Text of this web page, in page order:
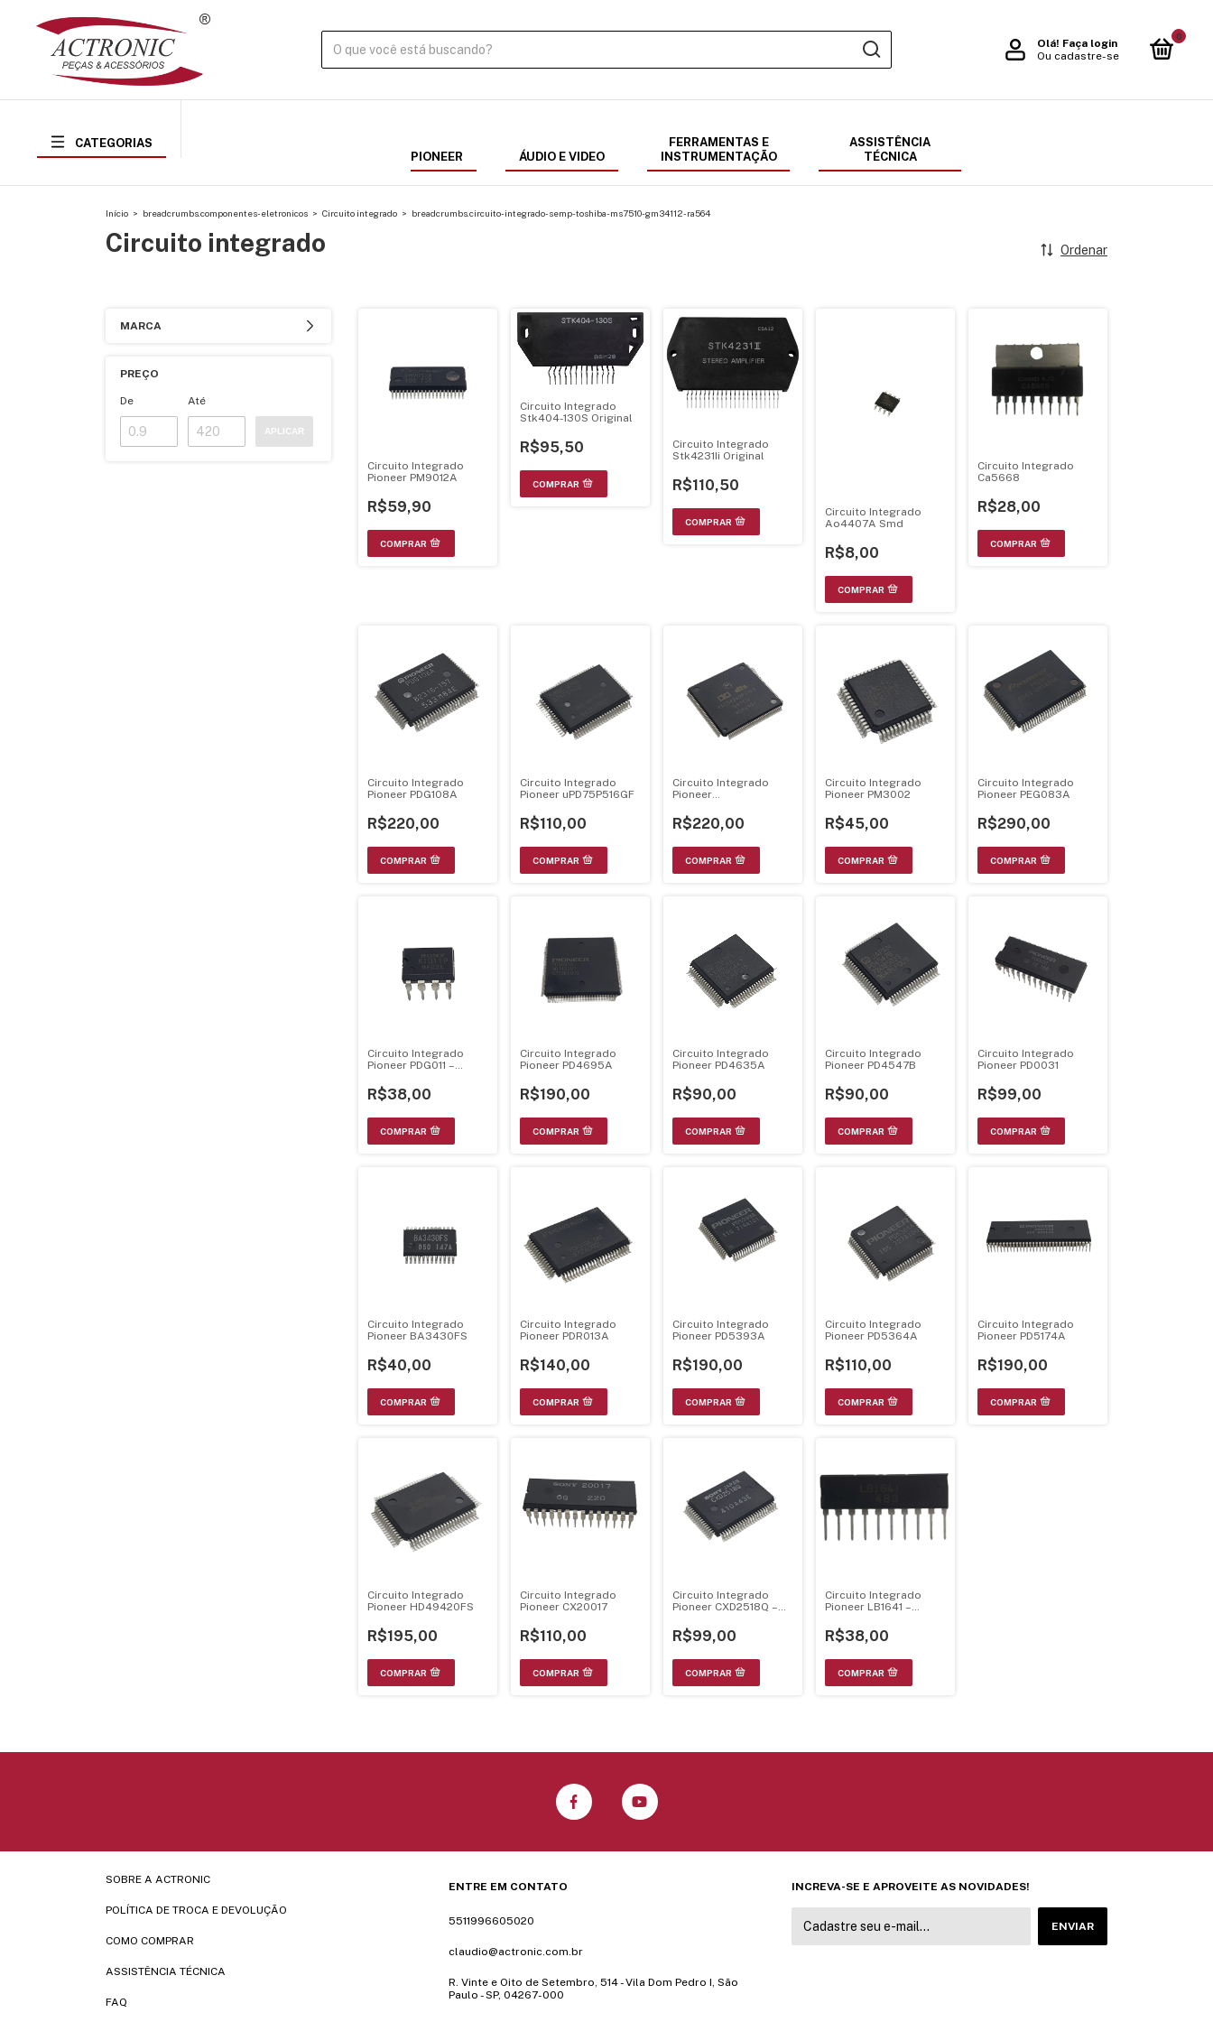
Olá! Faça login
Ou cadastre-se
0
CATEGORIAS
PIONEER
ÁUDIO E VIDEO
FERRAMENTAS E
INSTRUMENTAÇÃO
ASSISTÊNCIA
TÉCNICA
Início > breadcrumbs.componentes-eletronicos > Circuito integrado > breadcrumbs.circuito-integrado-semp-toshiba-ms7510-gm34112-ra564
Circuito integrado Ordenar
MARCA
PREÇO
De Até
APLICAR
Circuito Integrado
Pioneer PM9012A
R$59,90
Circuito Integrado
Stk404-130S Original
R$95,50
Circuito Integrado
Stk4231Ii Original
R$110,50
Circuito Integrado
Ao4407A Smd
R$8,00
Circuito Integrado
Ca5668
R$28,00
Circuito Integrado
Pioneer PDG108A
R$220,00
Circuito Integrado
Pioneer uPD75P516GF
R$110,00
Circuito Integrado
Pioneer
Dolby
R$220,00
Circuito Integrado
Pioneer PM3002
R$45,00
Circuito Integrado
Pioneer PEG083A
R$290,00
Circuito Integrado
Pioneer PDG011 –
R$38,00
Circuito Integrado
Pioneer PD4695A
R$190,00
Circuito Integrado
Pioneer PD4635A
R$90,00
Circuito Integrado
Pioneer PD4547B
R$90,00
Circuito Integrado
Pioneer PD0031
R$99,00
Circuito Integrado
Pioneer BA3430FS
R$40,00
Circuito Integrado
Pioneer PDR013A
R$140,00
Circuito Integrado
Pioneer PD5393A
R$190,00
Circuito Integrado
Pioneer PD5364A
R$110,00
Circuito Integrado
Pioneer PD5174A
R$190,00
Circuito Integrado
Pioneer HD49420FS
R$195,00
Circuito Integrado
Pioneer CX20017
R$110,00
Circuito Integrado
Pioneer CXD2518Q –
R$99,00
Circuito Integrado
Pioneer LB1641 –
R$38,00
SOBRE A ACTRONIC
POLÍTICA DE TROCA E DEVOLUÇÃO
COMO COMPRAR
ASSISTÊNCIA TÉCNICA
FAQ
ENTRE EM CONTATO
5511996605020
claudio@actronic.com.br
R. Vinte e Oito de Setembro, 514 - Vila Dom Pedro I, São
Paulo - SP, 04267-000
INCREVA-SE E APROVEITE AS NOVIDADES!